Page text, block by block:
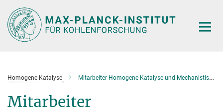
Hauptinhalt
Homogene Katalyse Mitarbeiter Homogene Katalyse und Mechanistische Studien
Mitarbeiter